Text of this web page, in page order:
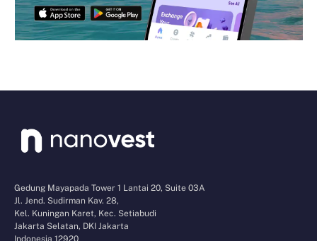
Gedung Mayapada Tower 1 Lantai 20, Suite 03A
Jl. Jend. Sudirman Kav. 28,
Kel. Kuningan Karet, Kec. Setiabudi
Jakarta Selatan, DKI Jakarta